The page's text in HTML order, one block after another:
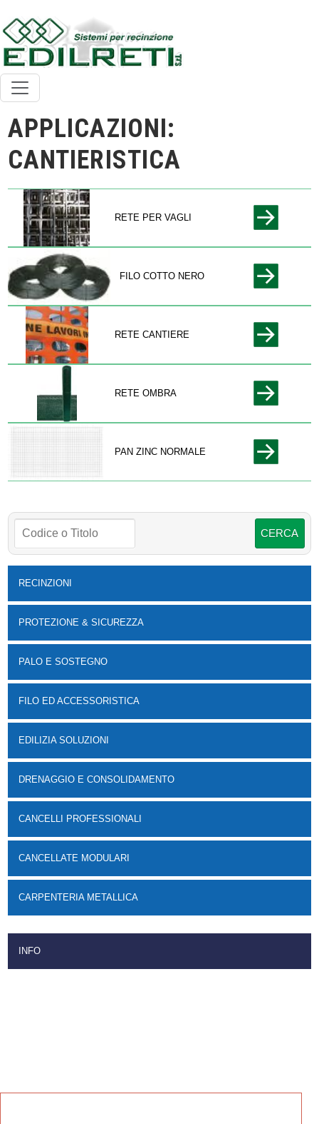
APPLICAZIONI:
CANTIERISTICA
RETE PER VAGLI
FILO COTTO NERO
RETE CANTIERE
RETE OMBRA
PAN ZINC NORMALE
RECINZIONI
PROTEZIONE & SICUREZZA
PALO E SOSTEGNO
FILO ED ACCESSORISTICA
EDILIZIA SOLUZIONI
DRENAGGIO E CONSOLIDAMENTO
CANCELLI PROFESSIONALI
CANCELLATE MODULARI
CARPENTERIA METALLICA
INFO